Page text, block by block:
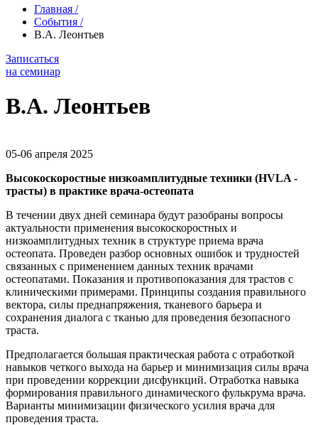
Главная /
События /
В.А. Леонтьев
Записаться
на семинар
В.А. Леонтьев
05-06 апреля 2025
Высокоскоростные низкоамплитудные техники (HVLA -
трасты) в практике врача-остеопата
В течении двух дней семинара будут разобраны вопросы
актуальности применения высокоскоростных и
низкоамплитудных техник в структуре приема врача
остеопата. Проведен разбор основных ошибок и трудностей
связанных с применением данных техник врачами
остеопатами. Показания и противопоказания для трастов с
клиническими примерами. Принципы создания правильного
вектора, силы преднапряжения, тканевого барьера и
сохранения диалога с тканью для проведения безопасного
траста.
Предполагается большая практическая работа с отработкой
навыков четкого выхода на барьер и минимизация силы врача
при проведении коррекции дисфункций. Отработка навыка
формирования правильного динамического фулькрума врача.
Варианты минимизации физического усилия врача для
проведения траста.